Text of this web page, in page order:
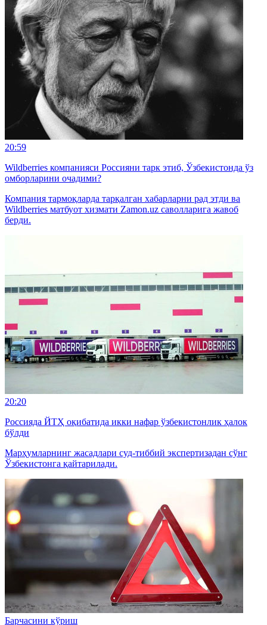
20:59
Wildberries компанияси Россияни тарк этиб, Ўзбекистонда ўз
омборларини очадими?
Компания тармоқларда тарқалган хабарларни рад этди ва
Wildberries матбуот хизмати Zamon.uz саволларига жавоб
берди.
20:20
Россияда ЙТҲ оқибатида икки нафар ўзбекистонлик ҳалок
бўлди
Марҳумларнинг жасадлари суд-тиббий экспертизадан сўнг
Ўзбекистонга қайтарилади.
Барчасини кўриш